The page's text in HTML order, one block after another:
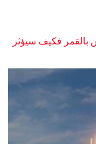
فكيف سيؤثر